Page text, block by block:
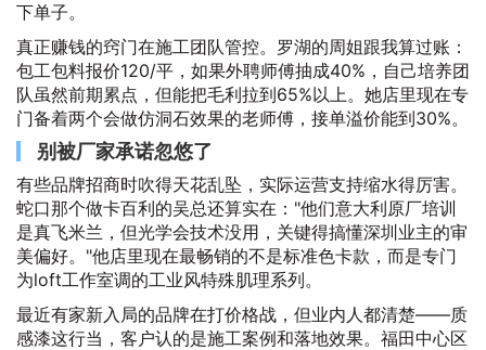
下单子。
真正赚钱的窍门在施工团队管控。罗湖的周姐跟我算过账：
包工包料报价120/平，如果外聘师傅抽成40%，自己培养团
队虽然前期累点，但能把毛利拉到65%以上。她店里现在专
门备着两个会做仿洞石效果的老师傅，接单溢价能到30%。
别被厂家承诺忽悠了
有些品牌招商时吹得天花乱坠，实际运营支持缩水得厉害。
蛇口那个做卡百利的吴总还算实在："他们意大利原厂培训
是真飞米兰，但光学会技术没用，关键得搞懂深圳业主的审
美偏好。"他店里现在最畅销的不是标准色卡款，而是专门
为loft工作室调的工业风特殊肌理系列。
最近有家新入局的品牌在打价格战，但业内人都清楚——质
感漆这行当，客户认的是施工案例和落地效果。福田中心区